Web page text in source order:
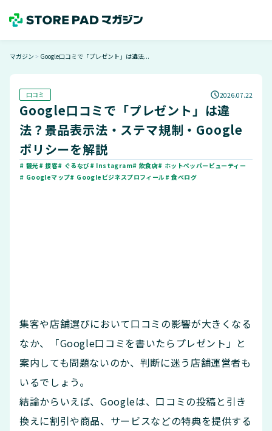
マガジン ＞ Google口コミで「プレゼント」は違法...
口コミ 2026.07.22
Google口コミで「プレゼント」は違
法？景品表示法・ステマ規制・Google
ポリシーを解説
# 観光# 接客# ぐるなび# Instagram# 飲食店# ホットペッパービューティー
# Googleマップ# Googleビジネスプロフィール # 食べログ
集客や店舗選びにおいて口コミの影響が大きくなる
なか、「Google口コミを書いたらプレゼント」と
案内しても問題ないのか、判断に迷う店舗運営者も
いるでしょう。
結論からいえば、Googleは、口コミの投稿と引き
換えに割引や商品、サービスなどの特典を提供する